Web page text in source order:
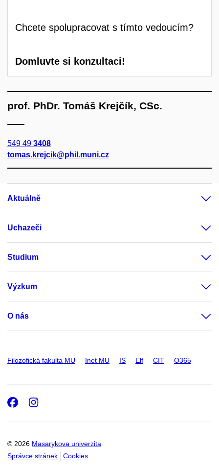
Chcete spolupracovat s tímto vedoucím?
Domluvte si konzultaci!
prof. PhDr. Tomáš Krejčík, CSc.
549 49 3408
tomas.krejcik@phil.muni.cz
Aktuálně
Uchazeči
Studium
Výzkum
O nás
Filozofická fakulta MU Inet MU IS Elf CIT O365
© 2026 Masarykova univerzita
Správce stránek
Cookies
Facebook
Instagram